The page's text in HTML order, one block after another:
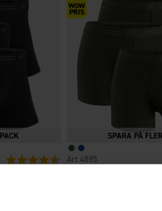
Betyg: 4.6 utav 5 stjärnor
4895